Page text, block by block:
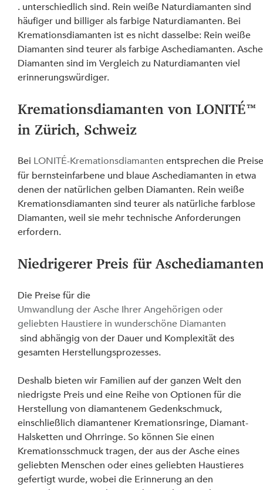
. unterschiedlich sind. Rein weiße Naturdiamanten sind
häufiger und billiger als farbige Naturdiamanten. Bei
Kremationsdiamanten ist es nicht dasselbe: Rein weiße
Diamanten sind teurer als farbige Aschediamanten.
Diamanten sind im Vergleich zu Naturdiamanten viel
erinnerungswürdiger.
Kremationsdiamanten von LONITÉ™
in Zürich, Schweiz
Bei LONITÉ-Kremationsdiamanten entsprechen die
für bernsteinfarbene und blaue Aschediamanten in etwa
denen der natürlichen gelben Diamanten. Rein weiße
Kremationsdiamanten sind teurer als natürliche farblose
Diamanten, weil sie mehr technische Anforderungen
erfordern.
Niedrigerer Preis für
Die Preise für die
Umwandlung der Asche Ihrer Angehörigen oder
geliebten Haustiere in wunderschöne Diamanten
sind abhängig von der Dauer und Komplexität des
gesamten Herstellungsprozesses.
Deshalb bieten wir Familien auf der ganzen Welt den
niedrigste Preis und eine Reihe von Optionen für die
Herstellung von diamantenem Gedenkschmuck,
einschließlich diamantener Kremationsringe, Diamant-
Halsketten und Ohrringe. So können Sie einen
Kremationsschmuck tragen, der aus der Asche eines
geliebten Menschen oder eines geliebten Haustieres
gefertigt wurde, wobei die Erinnerung an den